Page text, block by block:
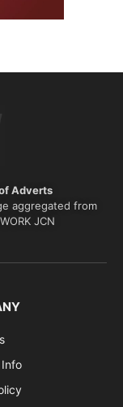
Adverts
aggregated from
JCN